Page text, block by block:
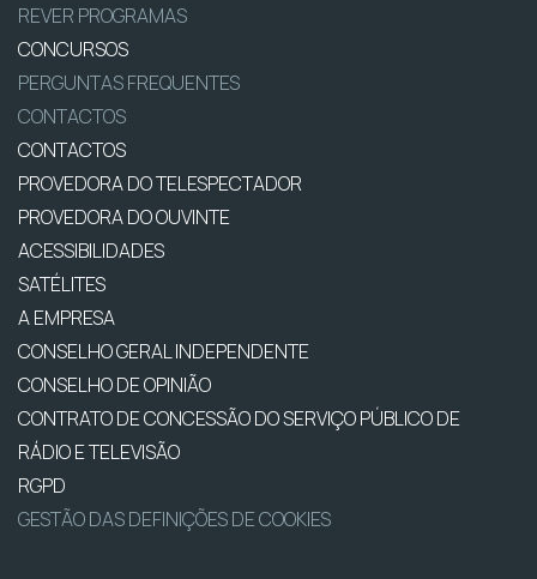
REVER PROGRAMAS
CONCURSOS
PERGUNTAS FREQUENTES
CONTACTOS
CONTACTOS
PROVEDORA DO TELESPECTADOR
PROVEDORA DO OUVINTE
ACESSIBILIDADES
SATÉLITES
A EMPRESA
CONSELHO GERAL INDEPENDENTE
CONSELHO DE OPINIÃO
CONTRATO DE CONCESSÃO DO SERVIÇO PÚBLICO DE
RÁDIO E TELEVISÃO
RGPD
GESTÃO DAS DEFINIÇÕES DE COOKIES